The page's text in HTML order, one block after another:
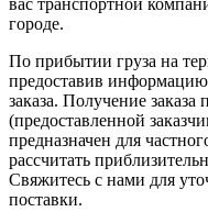
городе.
По прибытии груза на
предоставив
заказа. Получение
(предоставленной
предназначен для
рассчитать
Свяжитесь с нами для
поставки.